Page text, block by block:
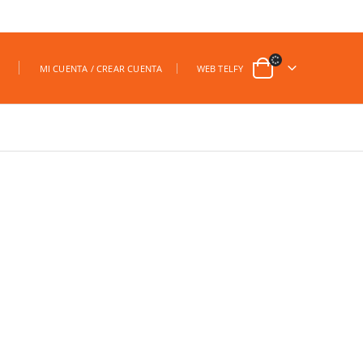
| MI CUENTA / CREAR CUENTA WEB TELFY